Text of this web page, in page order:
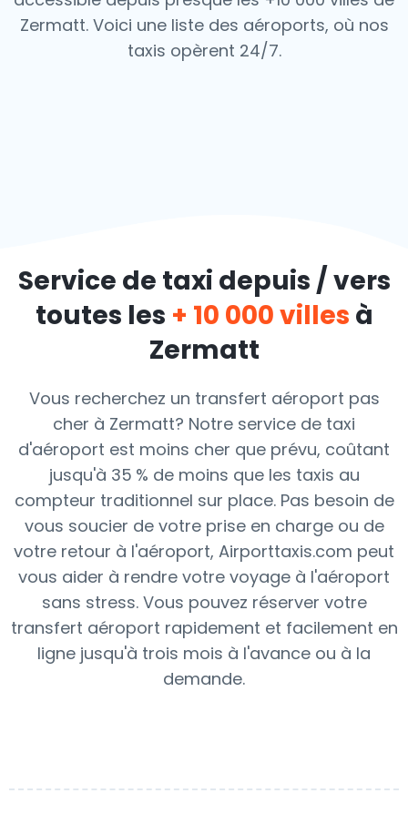
Zermatt. Voici une liste des aéroports, où nos
taxis opèrent 24/7.
Service de taxi depuis / vers
toutes les + 10 000 villes à
Zermatt
Vous recherchez un transfert aéroport pas
cher à Zermatt? Notre service de taxi
d'aéroport est moins cher que prévu, coûtant
jusqu'à 35 % de moins que les taxis au
compteur traditionnel sur place. Pas besoin de
vous soucier de votre prise en charge ou de
votre retour à l'aéroport, Airporttaxis.com peut
vous aider à rendre votre voyage à l'aéroport
sans stress. Vous pouvez réserver votre
transfert aéroport rapidement et facilement en
ligne jusqu'à trois mois à l'avance ou à la
demande.